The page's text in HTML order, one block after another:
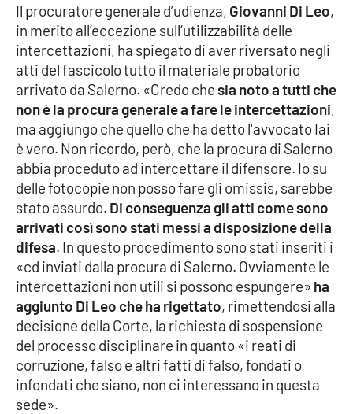
APP
Android
Apple
Il procuratore generale d’udienza, Giovanni Di Leo,
in merito all’eccezione sull’utilizzabilità delle
intercettazioni, ha spiegato di aver riversato negli
atti del fascicolo tutto il materiale probatorio
arrivato da Salerno. «Credo chesia noto a tutti che
non è la procura generale a fare le intercettazioni,
ma aggiungo che quello che ha detto l'avvocato Iai
è vero. Non ricordo, però, che la procura di Salerno
abbia proceduto ad intercettare il difensore. Io su
delle fotocopie non posso fare gli omissis, sarebbe
stato assurdo. Di conseguenza gli atti come sono
arrivati così sono stati messi a disposizione della
difesa. In questo procedimento sono stati inseriti i
«cd inviati dalla procura di Salerno. Ovviamente le
intercettazioni non utili si possono espungere» ha
aggiunto Di Leo che ha rigettato, rimettendosi alla
decisione della Corte, la richiesta di sospensione
del processo disciplinare in quanto «i reati di
corruzione, falso e altri fatti di falso, fondati o
infondati che siano, non ci interessano in questa
sede».